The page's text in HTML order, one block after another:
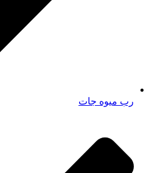
رب میوه جات